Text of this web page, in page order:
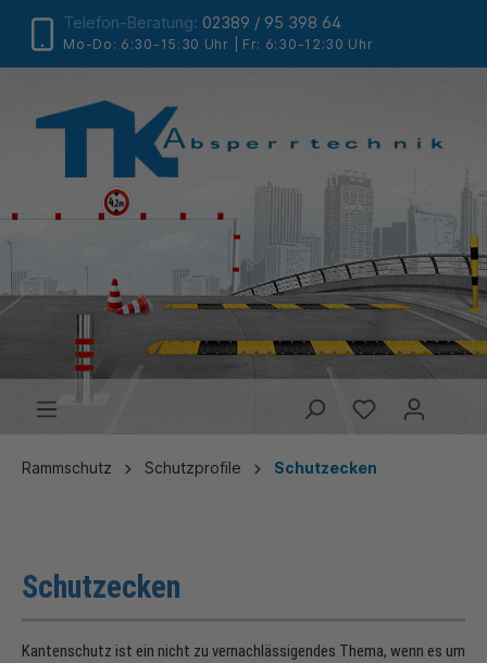
Telefon-Beratung: 02389 / 95 398 64
Mo-Do: 6:30-15:30 Uhr | Fr: 6:30-12:30 Uhr
Rammschutz Schutzprofile Schutzecken
Schutzecken
Kantenschutz ist ein nicht zu vernachlässigendes Thema, wenn es um